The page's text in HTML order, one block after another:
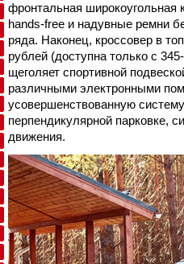
фронтальная широкоугольная
hands-free и надувные ремни
ряда. Наконец, кроссовер в
рублей (доступна только с
щеголяет спортивной
различными электронными
усовершенствованную
перпендикулярной парковке,
движения.